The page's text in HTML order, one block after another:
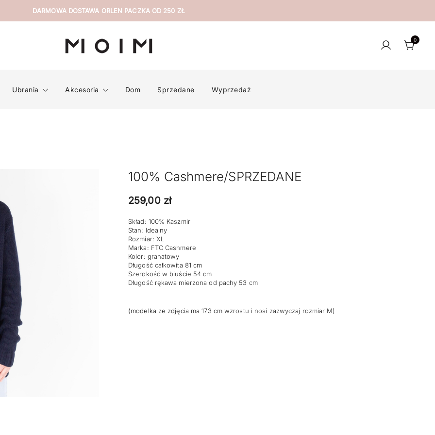
DARMOWA DOSTAWA ORLEN PACZKA OD 250 ZŁ
0
Ubrania Akcesoria Dom Sprzedane Wyprzedaż
100% Cashmere/SPRZEDANE
259,00 zł
Skład: 100% Kaszmir
Stan: Idealny
Rozmiar: XL
Marka: FTC Cashmere
Kolor: granatowy
Długość całkowita 81 cm
Szerokość w biuście 54 cm
Długość rękawa mierzona od pachy 53 cm
(modelka ze zdjęcia ma 173 cm wzrostu i nosi zazwyczaj rozmiar M)